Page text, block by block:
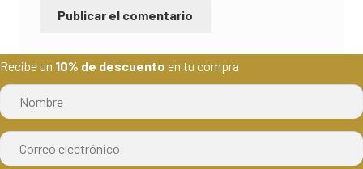
Recibe un 10% de descuento en tu compra